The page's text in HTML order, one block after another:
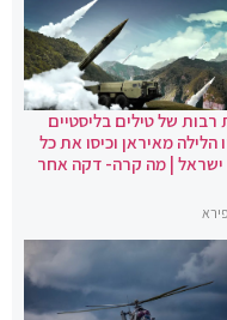
רבות של טילים בליסטיים
הלילה מאיראן וכיסו את כל
| מה קרה- דקה אחר